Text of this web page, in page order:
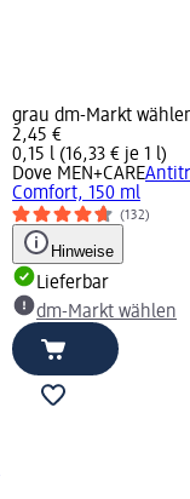
grau dm-Markt
2,45 €
0,15 l (16,33 € je 1 l)
Dove MEN+CARE
Comfort, 150 ml
(132)
Hinweise
Lieferbar
dm-Markt wählen